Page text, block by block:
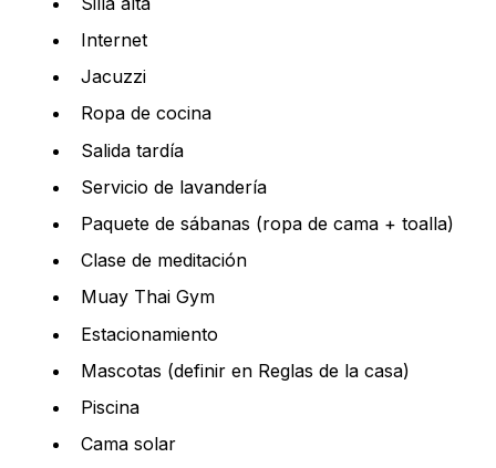
Internet
Jacuzzi
Ropa de cocina
Salida tardía
Servicio de lavandería
Paquete de sábanas (ropa de cama + toalla)
Clase de meditación
Muay Thai Gym
Estacionamiento
Mascotas (definir en Reglas de la casa)
Piscina
Cama solar